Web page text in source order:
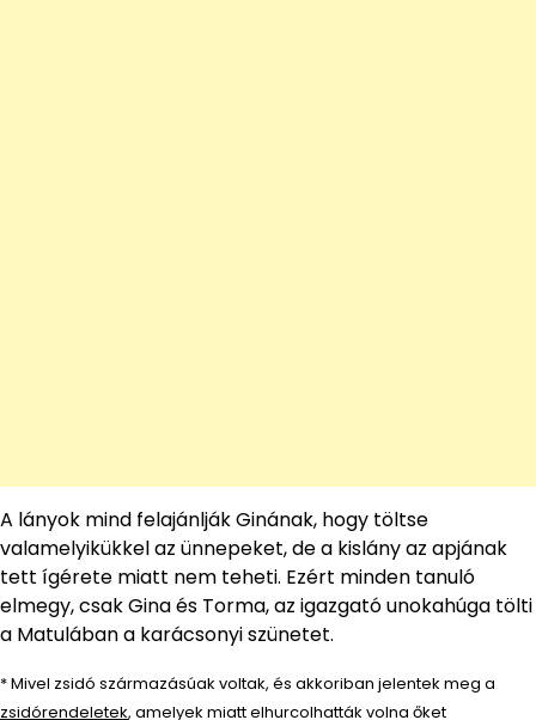
A lányok mind felajánlják Ginának, hogy töltse
valamelyikükkel az ünnepeket, de a kislány az apjának
tett ígérete miatt nem teheti. Ezért minden tanuló
elmegy, csak Gina és Torma, az igazgató unokahúga tölti
a Matulában a karácsonyi szünetet.
*Mivel zsidó származásúak voltak, és akkoriban jelentek meg a
zsidórendeletek, amelyek miatt elhurcolhatták volna őket